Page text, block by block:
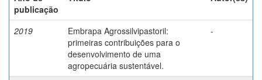
publicação
2019
Embrapa Agrossilvipastoril:
primeiras contribuições para o
desenvolvimento de uma
agropecuária sustentável.
-